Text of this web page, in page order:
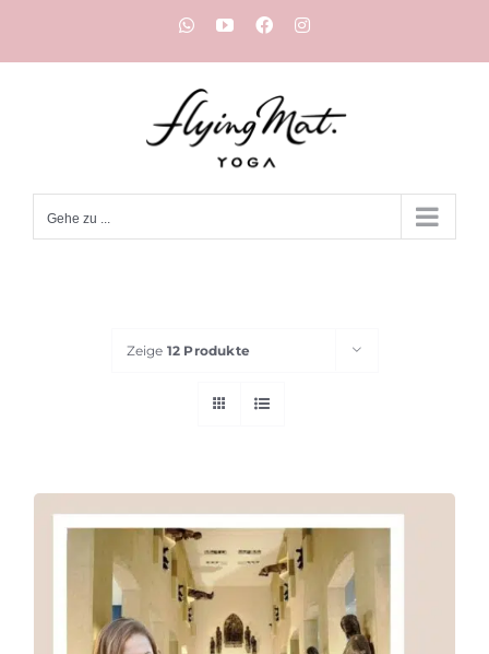
WhatsApp
YouTubeFacebookInstagram
Gehe zu ...
Zeige 12 Produkte